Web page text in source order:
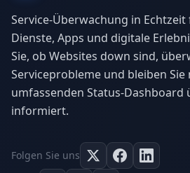
Service-Überwachung in
Dienste, Apps und digitale
Sie, ob Websites down sind,
Serviceprobleme und bleiben
umfassenden Status-Dashboard
informiert.
Folgen Sie uns